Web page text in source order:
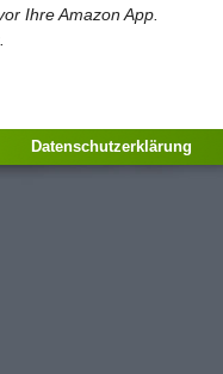
Ihre Amazon App.
Datenschutzerklärung